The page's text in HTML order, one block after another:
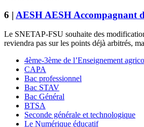
6 | AESH AESH Accompagnant
Le SNETAP‑FSU souhaite des
reviendra pas sur les points déjà arbitrés,
4ème-3ème de l’Enseignement
CAPA
Bac professionnel
Bac STAV
Bac Général
BTSA
Seconde générale et technologique
Le Numérique éducatif